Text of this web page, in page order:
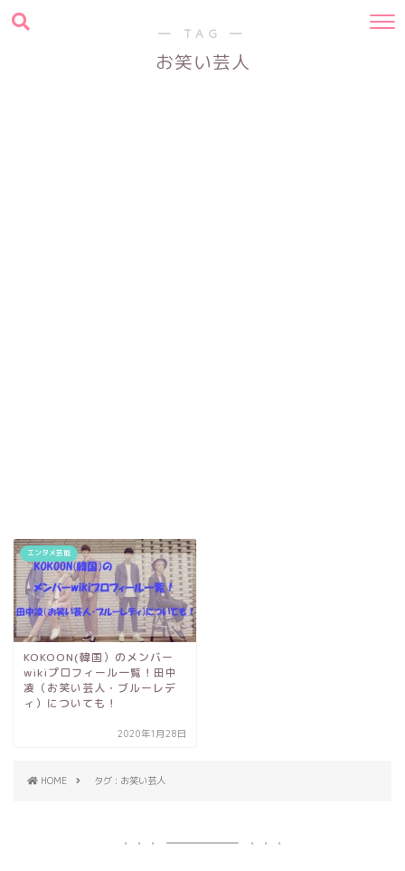
― TAG ―
お笑い芸人
エンタメ芸能
KOKOON(韓国）のメンバー
wikiプロフィール一覧！田中
凌（お笑い芸人・ブルーレデ
ィ）についても！
2020年1月28日
HOME タグ : お笑い芸人